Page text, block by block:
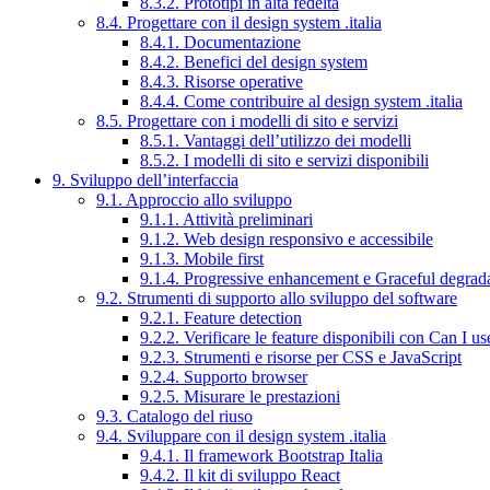
8.4. Progettare con il design system .italia
8.4.1. Documentazione
8.4.2. Benefici del design system
8.4.3. Risorse operative
8.4.4. Come contribuire al design system .italia
8.5. Progettare con i modelli di sito e servizi
8.5.1. Vantaggi dell’utilizzo dei modelli
8.5.2. I modelli di sito e servizi disponibili
9. Sviluppo dell’interfaccia
9.1. Approccio allo sviluppo
9.1.1. Attività preliminari
9.1.2. Web design responsivo e accessibile
9.1.3. Mobile first
9.1.4. Progressive enhancement e Graceful
9.2. Strumenti di supporto allo sviluppo del software
9.2.1. Feature detection
9.2.2. Verificare le feature disponibili con Can I
9.2.3. Strumenti e risorse per CSS e JavaScript
9.2.4. Supporto browser
9.2.5. Misurare le prestazioni
9.3. Catalogo del riuso
9.4. Sviluppare con il design system .italia
9.4.1. Il framework Bootstrap Italia
9.4.2. Il kit di sviluppo React